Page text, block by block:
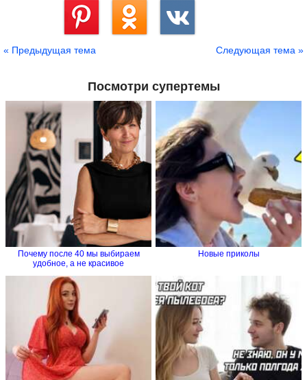
« Предыдущая тема Следующая тема »
Посмотри супертемы
Почему после 40 мы выбираем
удобное, а не красивое
Новые приколы